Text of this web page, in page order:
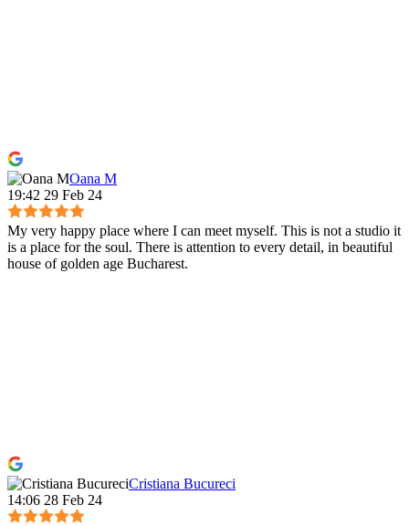
Oana M
19:42 29 Feb 24
My very happy place where I can meet myself. This is not a studio it
is a place for the soul. There is attention to every detail, in beautiful
house of golden age Bucharest.
Cristiana Bucureci
14:06 28 Feb 24